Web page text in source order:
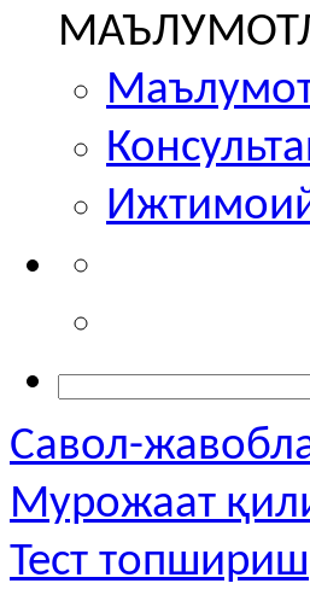
Савол-
Мурожаат
Тест топшириш